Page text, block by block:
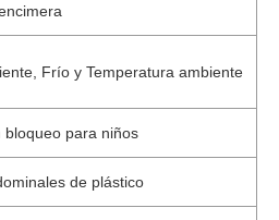
Frío y Temperatura ambiente
bloqueo para niños
de plástico